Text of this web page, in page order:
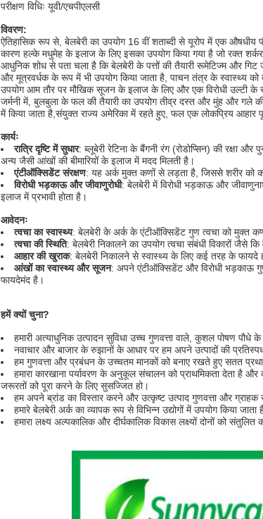
परीक्षण विधिः यूवी/एचपीएलसी
विवरण:
ऐतिहासिक रूप से, बेलबेरी का उपयोग 16 वीं शताब्दी से यूरोप में एक
कारण हल्के मधुमेह के इलाज के लिए इसका उपयोग किया गया है जो रक्त
आधुनिक शोध से पता चला है कि बेलबेरी के पत्तों की तैयारी रूमेटिज्म और
और मूत्रवर्धक के रूप में भी उपयोग किया जाता है, पाचन तंत्र के स्वास्थ्य
उपयोग आम तौर पर मौखिक सूजन के इलाज के लिए और एक विरोधी उल्टी के
जर्मनी में, बुलबुला के फल की तैयारी का उपयोग तीव्र दस्त और मुंह और गले
में किया जाता है,संयुक्त राज्य अमेरिका में रहते हुए, फल एक लोकप्रिय आहार
कार्यः
रात्रि दृष्टि में सुधार: ब्लूबेरी रेटिना के बैंगनी रंग (रोडोप्सिन) की रक्षा और
अन्य जैसी आंखों की बीमारियों के इलाज में मदद मिलती है।
एंटीऑक्सिडेंट संरक्षण: यह अर्क मुक्त कणों से लड़ता है, जिससे शरीर को
विरोधी भड़काऊ और जीवाणुरोधी: बेलबेरी में विरोधी भड़काऊ और
इलाज में प्रभावी होता है।
आवेदनः
त्वचा का स्वास्थ्य: बेलबेरी के अर्क के एंटीऑक्सिडेंट गुण त्वचा को मुक्त
त्वचा की स्थिति: बेलबेरी निकालने का उपयोग त्वचा संबंधी विकारों जैसे
आहार की खुराक: बेलबेरी निकालने से स्वास्थ्य के लिए कई तरह के फायदे
आंखों का स्वास्थ्य और सूजन: अपने एंटीऑक्सिडेंट और विरोधी भड़काऊ
फायदेमंद है।
हमें क्यों चुना?
हमारी अत्याधुनिक उत्पादन सुविधा उच्च गुणवत्ता वाले, कुशल पोषण पौधे
नवाचार और बाजार के रुझानों के आधार पर हम अपने उत्पादों की
हम गुणवत्ता और प्रबंधन के उच्चतम मानकों को बनाए रखते हुए सतत
हमारा कारखाना पर्यावरण के अनुकूल संचालन को प्राथमिकता देता है और
जरूरतों को पूरा करने के लिए सुसज्जित हो।
हम अपने ब्रांड का विस्तार करने और उत्कृष्ट उत्पाद गुणवत्ता और ग्राहक
हमारे बेलबेरी अर्क का व्यापक रूप से विभिन्न उद्योगों में उपयोग किया
हमारा लक्ष्य अल्पकालिक और दीर्घकालिक विकास लक्ष्यों दोनों को